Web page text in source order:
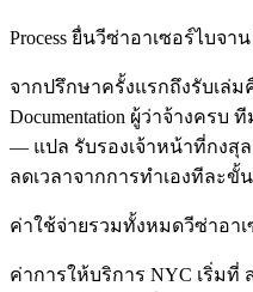
Process ยื่นวีซ่าอาเซอร์ไบจา
จากปรึกษาครั้งแรกถึงรับเล่ม
Documentation ผู้ว่าจ้างครบ
— แปล รับรองเจ้าหน้าที่กงสุ
ลดเวลาจากการทำเองทีละขั้น
ค่าใช้จ่ายรวมทั้งหมดวีซ่าอาเ
ค่าการให้บริการ NYC เริ่มที่